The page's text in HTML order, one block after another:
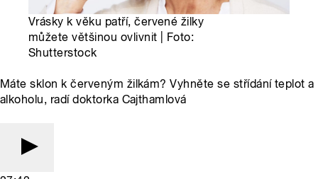
Vrásky k věku patří, červené žilky
můžete většinou ovlivnit | Foto:
Shutterstock
Máte sklon k červeným žilkám? Vyhněte se střídání teplot a
alkoholu, radí doktorka Cajthamlová